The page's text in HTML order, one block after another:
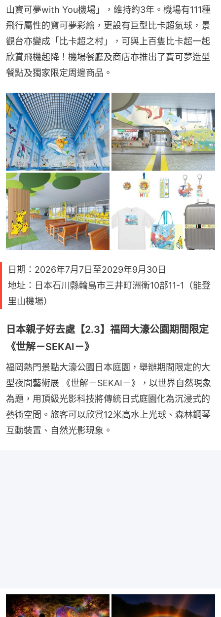
山寶可夢with You機場」，維持約3年。機場有111種
飛行屬性的寶可夢彩繪，更設有巨型比卡超氣球，景
觀台亦變成「比卡超之村」，可與上百隻比卡超一起
欣賞飛機起降！機場餐廳及商店亦推出了寶可夢造型
餐點及獨家限定周邊商品。
日期：2026年7月7日至2029年9月30日
地址：日本石川縣輪島市三井町洲衛10部11-1（能登
里山機場）
日本親子好去處【2.3】福岡大濠公園期間限定
《世解－SEKAI－》
福岡熱門景點大濠公園日本庭園，舉辦期間限定的大
型夜間藝術展 《世解－SEKAI－》，以世界自然現象
為題，用頂級光影科技將傳統日式庭園化為沉浸式的
藝術空間。旅客可以欣賞12米高水上光球、森林鋼琴
互動裝置、自然光影現象。